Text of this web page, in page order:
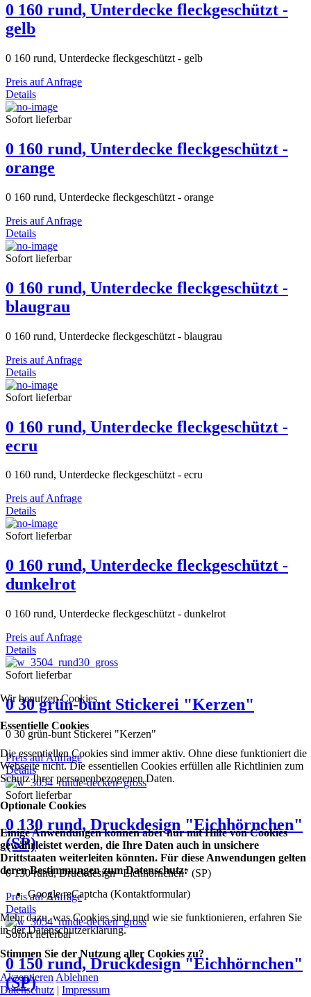
0 160 rund, Unterdecke fleckgeschützt -
gelb
0 160 rund, Unterdecke fleckgeschützt - gelb
Preis auf Anfrage
Details
Sofort lieferbar
0 160 rund, Unterdecke fleckgeschützt -
orange
0 160 rund, Unterdecke fleckgeschützt - orange
Preis auf Anfrage
Details
Sofort lieferbar
0 160 rund, Unterdecke fleckgeschützt -
blaugrau
0 160 rund, Unterdecke fleckgeschützt - blaugrau
Preis auf Anfrage
Details
Sofort lieferbar
0 160 rund, Unterdecke fleckgeschützt -
ecru
0 160 rund, Unterdecke fleckgeschützt - ecru
Preis auf Anfrage
Details
Sofort lieferbar
0 160 rund, Unterdecke fleckgeschützt -
dunkelrot
0 160 rund, Unterdecke fleckgeschützt - dunkelrot
Preis auf Anfrage
Details
Sofort lieferbar
0 30 grün-bunt Stickerei "Kerzen"
0 30 grün-bunt Stickerei "Kerzen"
Preis auf Anfrage
Details
Sofort lieferbar
0 130 rund, Druckdesign "Eichhörnchen"
(SP)
0 130 rund, Druckdesign "Eichhörnchen" (SP)
Preis auf Anfrage
Details
Sofort lieferbar
0 150 rund, Druckdesign "Eichhörnchen"
(SP)
Wir benutzen Cookies
Essentielle Cookies
Die essentiellen Cookies sind immer aktiv. Ohne diese funktioniert die
Webseite nicht. Die essentiellen Cookies erfüllen alle Richtlinien zum
Schutz Ihrer personenbezogenen Daten.
Optionale Cookies
Einige Anwendungen können aber nur mit Hilfe von Cookies
gewährleistet werden, die Ihre Daten auch in unsichere
Drittstaaten weiterleiten könnten. Für diese Anwendungen gelten
deren Bestimmungen zum Datenschutz:
Google reCaptcha (Kontaktformular)
Mehr dazu, was Cookies sind und wie sie funktionieren, erfahren Sie
in der Datenschutzerklärung.
Stimmen Sie der Nutzung aller Cookies zu?
Akzeptieren Ablehnen
Datenschutz | Impressum